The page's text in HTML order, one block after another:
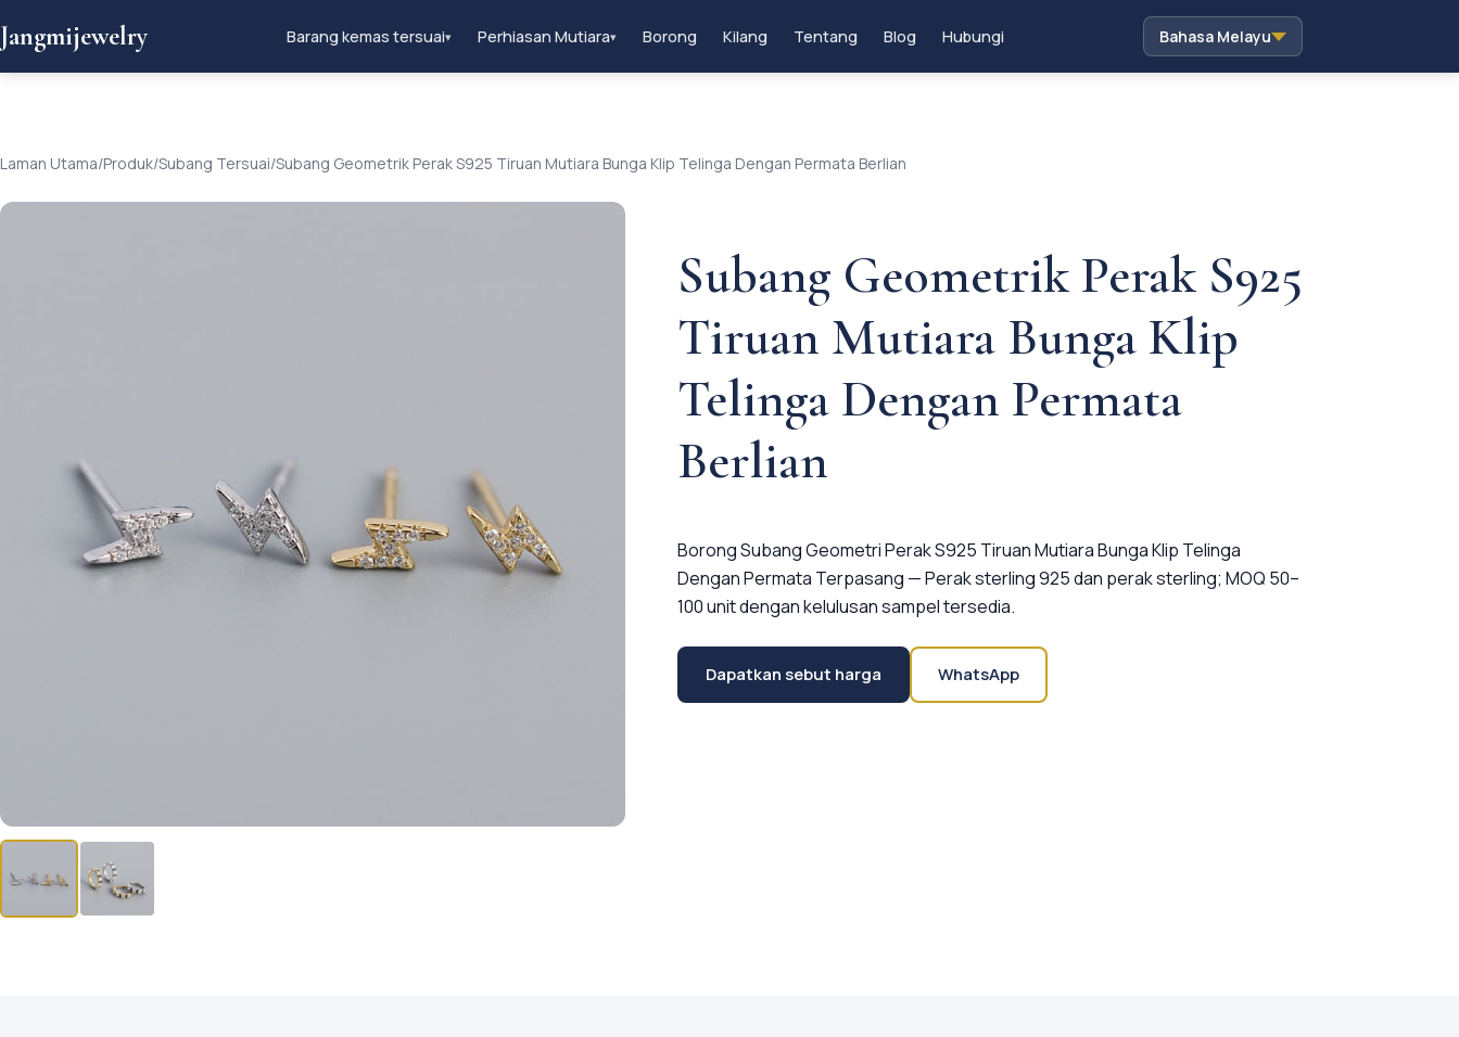
Jangmijewelry Barang kemas tersuai▾ Perhiasan Mutiara▾ Borong Kilang Tentang Blog Hubungi Bahasa Melayu
Laman Utama/Produk/Subang Tersuai/Subang Geometrik Perak S925 Tiruan Mutiara Bunga Klip Telinga Dengan Permata Berlian
Subang Geometrik Perak S925
Tiruan Mutiara Bunga Klip
Telinga Dengan Permata
Berlian
Borong Subang Geometri Perak S925 Tiruan Mutiara Bunga Klip Telinga
Dengan Permata Terpasang — Perak sterling 925 dan perak sterling; MOQ 50–
100 unit dengan kelulusan sampel tersedia.
Dapatkan sebut harga WhatsApp